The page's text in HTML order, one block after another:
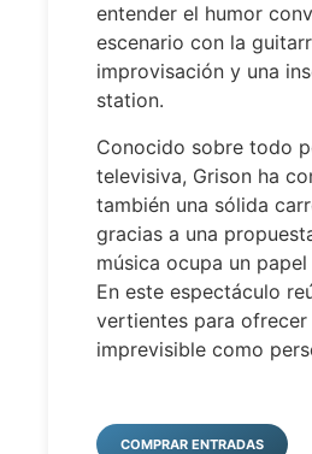
entender el humor
escenario con la
improvisación y una
station.
Conocido sobre todo
televisiva, Grison ha
también una sólida
gracias a una
música ocupa un
En este espectáculo
vertientes para
imprevisible como
COMPRAR ENTRADAS